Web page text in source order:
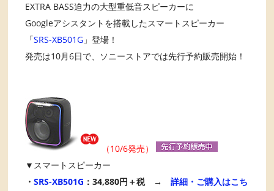
EXTRA BASS迫力の大型重低音スピーカーに
Googleアシスタントを搭載したスマートスピーカー
「SRS-XB501G 」登場！
発売は10月6日で、ソニーストアでは先行予約販売開始！
（10/6発売）
▼スマートスピーカー
・SRS-XB501G ：34,880円＋税 →詳細・ご購入はこち